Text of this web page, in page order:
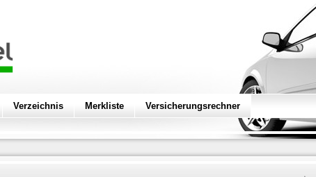
Verzeichnis Merkliste Versicherungsrechner